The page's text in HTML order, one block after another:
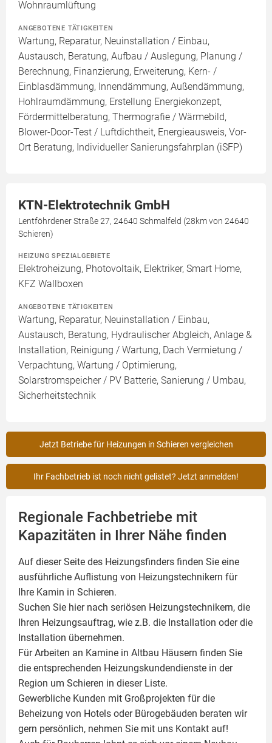
Wohnraumlüftung
ANGEBOTENE TÄTIGKEITEN
Wartung, Reparatur, Neuinstallation / Einbau,
Austausch, Beratung, Aufbau / Auslegung, Planung /
Berechnung, Finanzierung, Erweiterung, Kern- /
Einblasdämmung, Innendämmung, Außendämmung,
Hohlraumdämmung, Erstellung Energiekonzept,
Fördermittelberatung, Thermografie / Wärmebild,
Blower-Door-Test / Luftdichtheit, Energieausweis, Vor-
Ort Beratung, Individueller Sanierungsfahrplan (iSFP)
KTN-Elektrotechnik GmbH
Lentföhrdener Straße 27, 24640 Schmalfeld (28km von 24640
Schieren)
HEIZUNG SPEZIALGEBIETE
Elektroheizung, Photovoltaik, Elektriker, Smart Home,
KFZ Wallboxen
ANGEBOTENE TÄTIGKEITEN
Wartung, Reparatur, Neuinstallation / Einbau,
Austausch, Beratung, Hydraulischer Abgleich, Anlage &
Installation, Reinigung / Wartung, Dach Vermietung /
Verpachtung, Wartung / Optimierung,
Solarstromspeicher / PV Batterie, Sanierung / Umbau,
Sicherheitstechnik
Jetzt Betriebe für Heizungen in Schieren vergleichen
Ihr Fachbetrieb ist noch nicht gelistet? Jetzt anmelden!
Regionale Fachbetriebe mit
Kapazitäten in Ihrer Nähe finden
Auf dieser Seite des Heizungsfinders finden Sie eine
ausführliche Auflistung von Heizungstechnikern für
Ihre Kamin in Schieren.
Suchen Sie hier nach seriösen Heizungstechnikern, die
Ihren Heizungsauftrag, wie z.B. die Installation oder die
Installation übernehmen.
Für Arbeiten an Kamine in Altbau Häusern finden Sie
die entsprechenden Heizungskundendienste in der
Region um Schieren in dieser Liste.
Gewerbliche Kunden mit Großprojekten für die
Beheizung von Hotels oder Bürogebäuden beraten wir
gern persönlich, nehmen Sie mit uns Kontakt auf!